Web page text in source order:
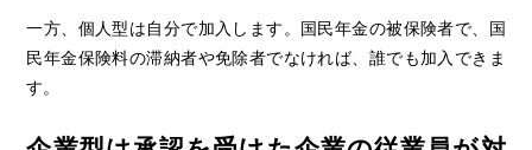
一方、個人型は自分で加入します。国民年金の被保険者で、国
民年金保険料の滞納者や免除者でなければ、誰でも加入できま
す。